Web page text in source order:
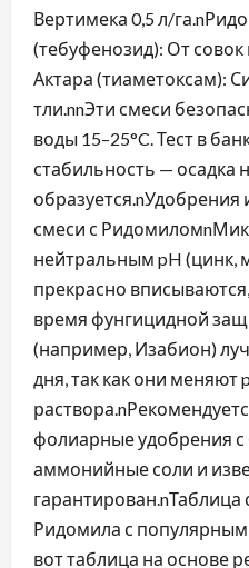
Вертимека 0,5 л/
(тебуфенозид): От совок
Актара (тиаметоксам):
тли.nnЭти смеси
воды 15–25°C. Тест в
стабильность — осадка
образуется.nУдобрения
смеси с
нейтральным pH (цинк,
прекрасно
время фунгицидной
(например, Изабион)
дня, так как они меняют
фолиарные удобрения
аммонийные соли и
гарантирован.nТаблица
Ридомила с
вот таблица на основе